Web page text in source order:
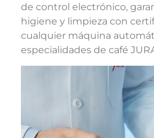
de control electrónico,
higiene y limpieza con
cualquier máquina
especialidades de café